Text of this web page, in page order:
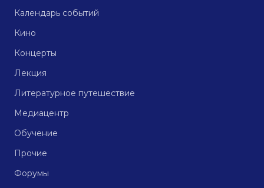
Календарь событий
Кино
Концерты
Лекция
Литературное путешествие
Медиацентр
Обучение
Прочие
Форумы